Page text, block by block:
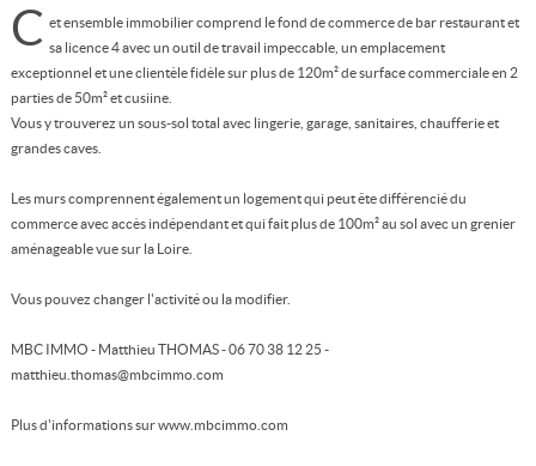
C et ensemble immobilier comprend le fond de commerce de bar restaurant et
sa licence 4 avec un outil de travail impeccable, un emplacement
exceptionnel et une clientèle fidèle sur plus de 120m² de surface commerciale en 2
parties de 50m² et cusiine.
Vous y trouverez un sous-sol total avec lingerie, garage, sanitaires, chaufferie et
grandes caves.
Les murs comprennent également un logement qui peut ête différencié du
commerce avec accès indépendant et qui fait plus de 100m² au sol avec un grenier
aménageable vue sur la Loire.
Vous pouvez changer l'activité ou la modifier.
MBC IMMO - Matthieu THOMAS - 06 70 38 12 25 -
matthieu.thomas@mbcimmo.com
Plus d'informations sur www.mbcimmo.com